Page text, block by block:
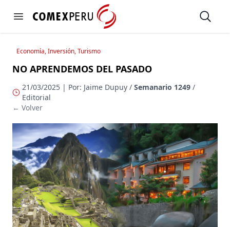
Open menu
https://www.comexperu.org.pe Open
Economía, Inversión, Turismo
NO APRENDEMOS DEL PASADO
21/03/2025 | Por: Jaime Dupuy /Semanario 1249 /
Editorial
← Volver